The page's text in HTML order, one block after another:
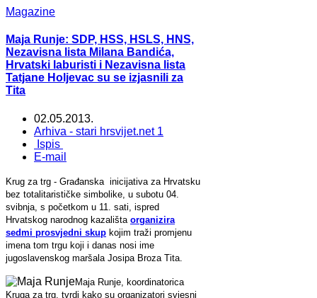
Magazine
Maja Runje: SDP, HSS, HSLS, HNS,
Nezavisna lista Milana Bandića,
Hrvatski laburisti i Nezavisna lista
Tatjane Holjevac su se izjasnili za
Tita
02.05.2013.
Arhiva - stari hrsvijet.net 1
Ispis
E-mail
Krug za trg - Građanska inicijativa za Hrvatsku
bez totalitarističke simbolike, u subotu 04.
svibnja, s početkom u 11. sati, ispred
Hrvatskog narodnog kazališta organizira
sedmi prosvjedni skup kojim traži promjenu
imena tom trgu koji i danas nosi ime
jugoslavenskog maršala Josipa Broza Tita.
Maja Runje, koordinatorica
Kruga za trg, tvrdi kako su organizatori svjesni